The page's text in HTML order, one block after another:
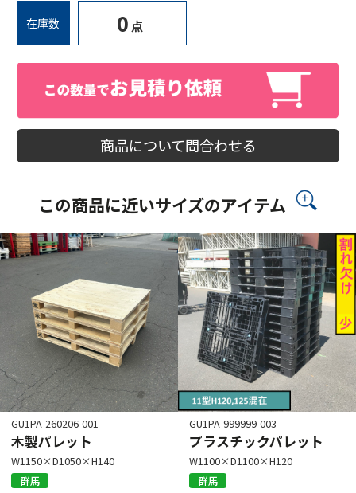
在庫数 0 点
商品について問合わせる
この商品に近いサイズのアイテム
GU1PA-260206-001
木製パレット
W1150×D1050×H140
群馬
GU1PA-999999-003
プラスチックパレット
W1100×D1100×H120
群馬